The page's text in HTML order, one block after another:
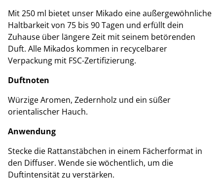
Mit 250 ml bietet unser Mikado eine außergewöhnliche
Haltbarkeit von 75 bis 90 Tagen und erfüllt dein
Zuhause über längere Zeit mit seinem betörenden
Duft. Alle Mikados kommen in recycelbarer
Verpackung mit FSC-Zertifizierung.
Duftnoten
Würzige Aromen, Zedernholz und ein süßer
orientalischer Hauch.
Anwendung
Stecke die Rattanstäbchen in einem Fächerformat in
den Diffuser. Wende sie wöchentlich, um die
Duftintensität zu verstärken.